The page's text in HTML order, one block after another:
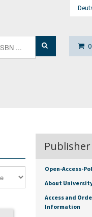
Open-Access-
About
Access and
Information